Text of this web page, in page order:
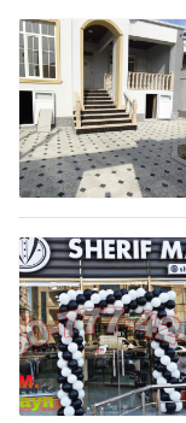
Microsoft (0)
OnePlus (0)
Philips (0)
Sony (0)
ZTE (0)